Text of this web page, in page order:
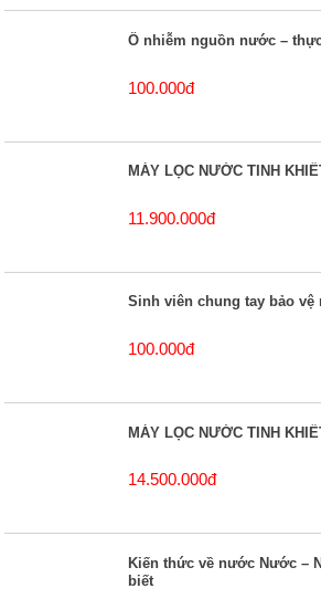
Ô nhiễm nguồn nước –
100.000đ
MÁY LỌC NƯỚC TINH
11.900.000đ
Sinh viên chung tay bảo
100.000đ
MÁY LỌC NƯỚC TINH
14.500.000đ
Kiến thức về nước Nước –
biết